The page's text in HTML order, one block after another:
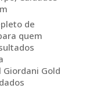
de
quem
Gold